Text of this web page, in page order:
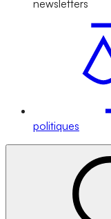
newsletters
politiques